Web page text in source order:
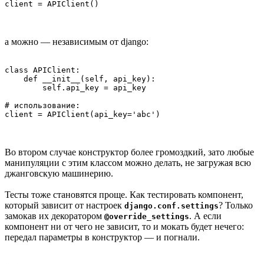
а можно — независимым от django:
class APIClient:
    def __init__(self, api_key):
        self.api_key = api_key
# использование:
Во втором случае конструктор более громоздкий, зато любые
манипуляции с этим классом можно делать, не загружая всю
джанговскую машинерию.
Тесты тоже становятся проще. Как тестировать компонент,
который зависит от настроек django.conf.settings? Только
замокав их декоратором @override_settings. А если
компонент ни от чего не зависит, то и мокать будет нечего:
передал параметры в конструктор — и погнали.